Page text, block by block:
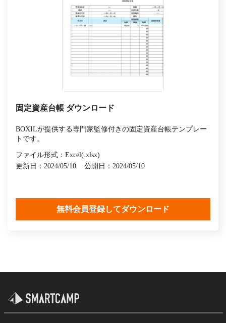
固定資産台帳 ダウンロード
BOXILが提供する専門家監修付きの固定資産台帳テンプレー
トです。
ファイル形式：Excel(.xlsx)
更新日：2024/05/10
公開日：2024/05/10
無料会員登録してダウンロード